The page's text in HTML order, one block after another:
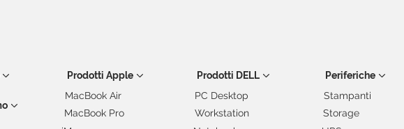
Prodotti Apple
MacBook Air
MacBook Pro
Prodotti DELL
PC Desktop
Workstation
Periferiche
Stampanti
Storage